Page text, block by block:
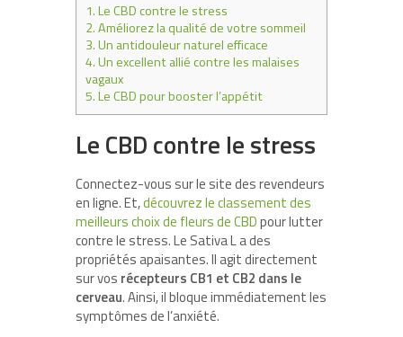
1.Le CBD contre le stress
2.Améliorez la qualité de votre sommeil
3.Un antidouleur naturel efficace
4.Un excellent allié contre les malaises
vagaux
5.Le CBD pour booster l’appétit
Le CBD contre le stress
Connectez-vous sur le site des revendeurs
en ligne. Et,découvrez le classement des
meilleurs choix de fleurs de CBDpour lutter
contre le stress. Le Sativa L a des
propriétés apaisantes. Il agit directement
sur vos récepteurs CB1 et CB2 dans le
cerveau. Ainsi, il bloque immédiatement les
symptômes de l’anxiété.